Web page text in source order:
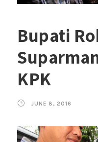
Bupati
KPK
JUNE 8, 2016